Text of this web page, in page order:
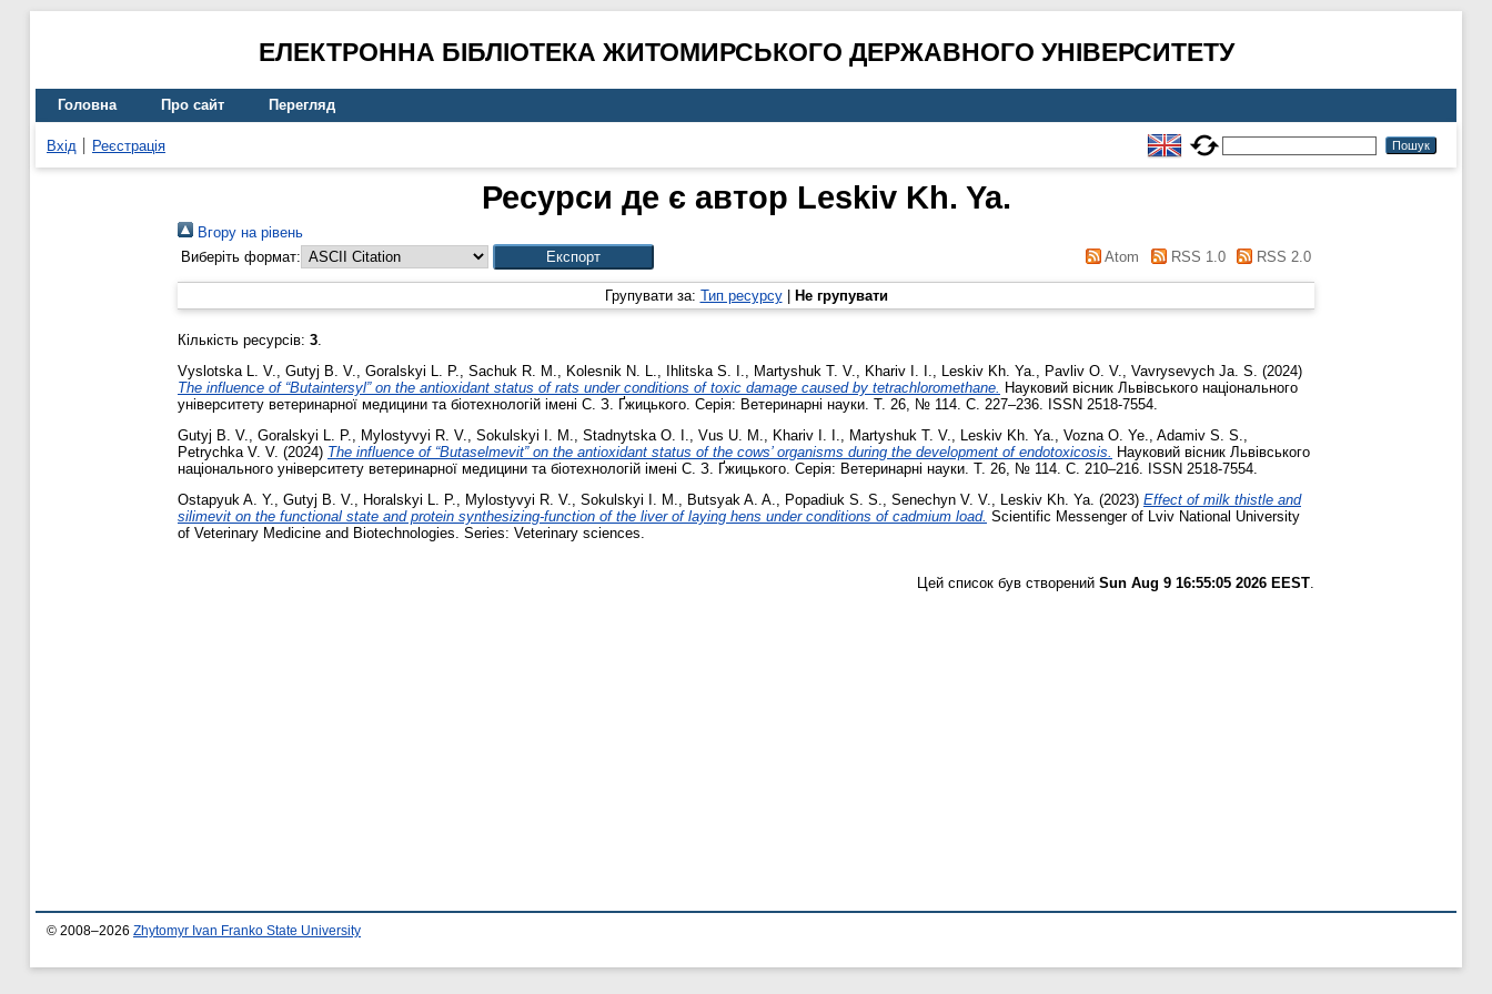
ЕЛЕКТРОННА БІБЛІОТЕКА ЖИТОМИРСЬКОГО ДЕРЖАВНОГО УНІВЕРСИТЕТУ
Головна Про сайт Перегляд
Вхід Реєстрація
Ресурси де є автор Leskiv Kh. Ya.
Вгору на рівень
Виберіть формат:
Atom RSS 1.0 RSS 2.0
Групувати за: Тип ресурсу| Не групувати
Кількість ресурсів: 3.
Vyslotska L. V., Gutyj B. V., Goralskyi L. P., Sachuk R. M., Kolesnik N. L., Ihlitska S. I., Martyshuk T. V., Khariv I. I., Leskiv Kh. Ya., Pavliv O. V., Vavrysevych Ja. S. (2024)
The influence of “Butaintersyl” on the antioxidant status of rats under conditions of toxic damage caused by tetrachloromethane. Науковий вісник Львівського національного
університету ветеринарної медицини та біотехнологій імені С. З. Ґжицького. Серія: Ветеринарні науки. Т. 26, № 114. С. 227–236. ISSN 2518-7554.
Gutyj B. V.
Goralskyi L. P. Mylostyvyi R. V. Sokulskyi I. M. Stadnytska O. I. Vus U. M. Khariv I. I. Martyshuk T. V. Leskiv Kh. Ya. Vozna O. Ye. Adamiv S. S.
Petrychka V. V. (2024) The influence of “Butaselmevit” on the antioxidant status of the cows’ organisms during the development of endotoxicosis.
Науковий вісник Львівського
національного університету ветеринарної медицини та біотехнологій імені С. З. Ґжицького. Серія: Ветеринарні науки. Т. 26, № 114. С. 210–216. ISSN 2518-7554.
Ostapyuk A. Y.
Gutyj B. V. Horalskyi L. P. Mylostyvyi R. V. Sokulskyi I. M. Butsyak A. A. Popadiuk S. S. Senechyn V. V. Leskiv Kh. Ya. (2023) Effect of milk thistle and
silimevit on the functional state and protein synthesizing-function of the liver of laying hens under conditions of cadmium load. Scientific Messenger of Lviv National University
of Veterinary Medicine and Biotechnologies. Series: Veterinary sciences.
Цей список був створений Sun Aug 9 16:55:05 2026 EEST
© 2008–2026 Zhytomyr Ivan Franko State University